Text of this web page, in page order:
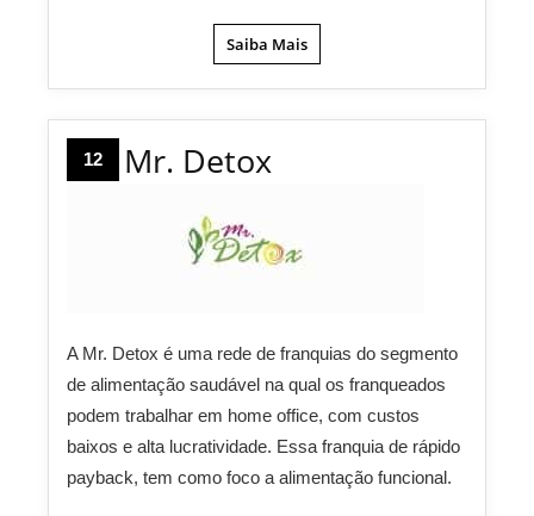
Saiba Mais
12 Mr. Detox
A Mr. Detox é uma rede de franquias do segmento
de alimentação saudável na qual os franqueados
podem trabalhar em home office, com custos
baixos e alta lucratividade. Essa franquia de rápido
payback, tem como foco a alimentação funcional.